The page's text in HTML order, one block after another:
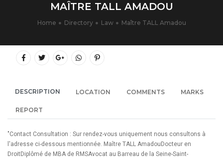
MAÎTRE TALL AMADOU
Home Directory Law Maître TALL Amadou
DESCRIPTION LOCATION COMMENTS MARKS
REPORT
"Contact Consultation : Sur rendez-vous uniquement nous consultons à
l'adresse ci-dessous mentionnée. Maître TALL AmadouDocteur en
DroitDiplômé de MBA de RMSAvocat au Barreau de la Seine-Saint-